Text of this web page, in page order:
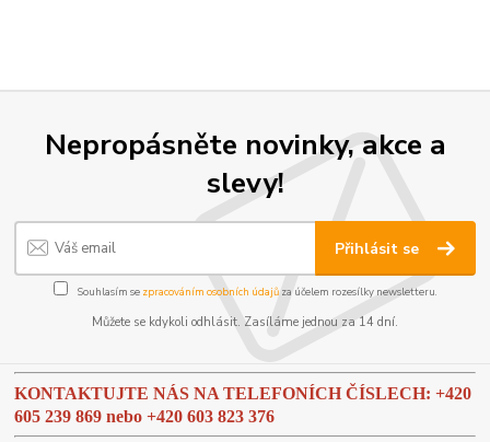
Nepropásněte novinky, akce a
slevy!
Přihlásit se
Souhlasím se zpracováním osobních údajůza účelem rozesílky newsletteru.
Můžete se kdykoli odhlásit. Zasíláme jednou za 14 dní.
KONTAKTUJTE NÁS NA TELEFONÍCH ČÍSLECH: +420
605 239 869 nebo+420 603 823 376